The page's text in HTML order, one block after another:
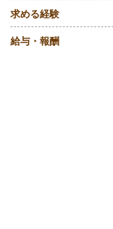
求める経験
給与・報酬